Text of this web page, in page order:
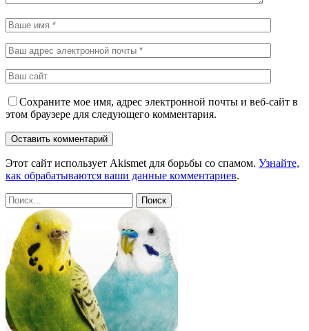
Сохраните мое имя, адрес электронной почты и веб-сайт в
этом браузере для следующего комментария.
Этот сайт использует Akismet для борьбы со спамом. Узнайте,
как обрабатываются ваши данные комментариев.